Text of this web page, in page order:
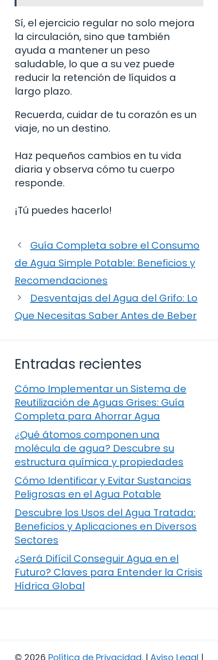
Sí, el ejercicio regular no solo mejora
la circulación, sino que también
ayuda a mantener un peso
saludable, lo que a su vez puede
reducir la retención de líquidos a
largo plazo.
Recuerda, cuidar de tu corazón es un
viaje, no un destino.
Haz pequeños cambios en tu vida
diaria y observa cómo tu cuerpo
responde.
¡Tú puedes hacerlo!
Guía Completa sobre el Consumo
de Agua Simple Potable: Beneficios y
Recomendaciones
Desventajas del Agua del Grifo: Lo
Que Necesitas Saber Antes de Beber
Entradas recientes
Cómo Implementar un Sistema de
Reutilización de Aguas Grises: Guía
Completa para Ahorrar Agua
¿Qué átomos componen una
molécula de agua? Descubre su
estructura química y propiedades
Cómo Identificar y Evitar Sustancias
Peligrosas en el Agua Potable
Descubre los Usos del Agua Tratada:
Beneficios y Aplicaciones en Diversos
Sectores
¿Será Difícil Conseguir Agua en el
Futuro? Claves para Entender la Crisis
Hídrica Global
© 2026 Política de Privacidad. | Aviso Legal |